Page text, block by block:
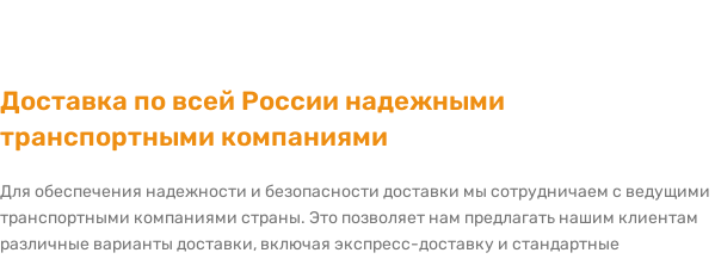
Доставка по всей России надежными
транспортными компаниями
Для обеспечения надежности и безопасности доставки мы сотрудничаем с ведущими
транспортными компаниями страны. Это позволяет нам предлагать нашим клиентам
различные варианты доставки, включая экспресс-доставку и стандартные